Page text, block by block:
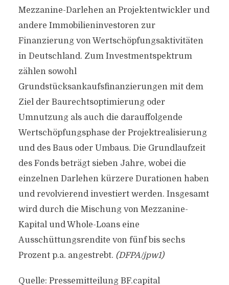
Mezzanine-Darlehen an Projektentwickler und
andere Immobilieninvestoren zur
Finanzierung von Wertschöpfungsaktivitäten
in Deutschland. Zum Investmentspektrum
zählen sowohl
Grundstücksankaufsfinanzierungen mit dem
Ziel der Baurechtsoptimierung oder
Umnutzung als auch die darauffolgende
Wertschöpfungsphase der Projektrealisierung
und des Baus oder Umbaus. Die Grundlaufzeit
des Fonds beträgt sieben Jahre, wobei die
einzelnen Darlehen kürzere Durationen haben
und revolvierend investiert werden. Insgesamt
wird durch die Mischung von Mezzanine-
Kapital und Whole-Loans eine
Ausschüttungsrendite von fünf bis sechs
Prozent p.a. angestrebt. (DFPA/jpw1)
Quelle: Pressemitteilung BF.capital